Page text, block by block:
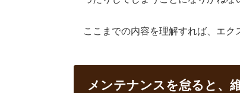
ここまでの内容を理解すれば、エク
メンテナンスを怠ると、